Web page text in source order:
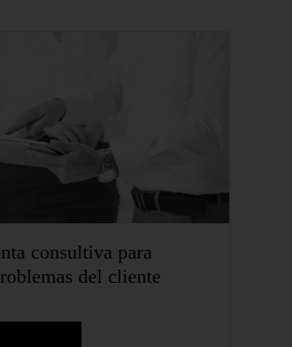
consultiva para
del cliente